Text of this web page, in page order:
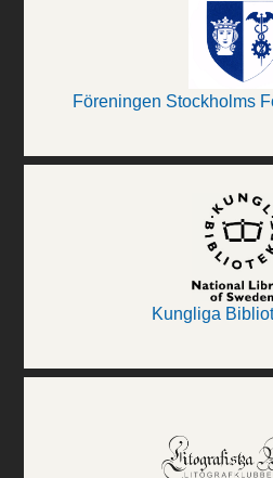
Föreningen Stockholms
Kungliga